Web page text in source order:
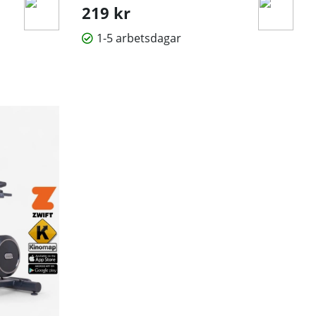
träna tillsammans med deras kompetenta
länkar.
219 kr
1-5 arbetsdagar